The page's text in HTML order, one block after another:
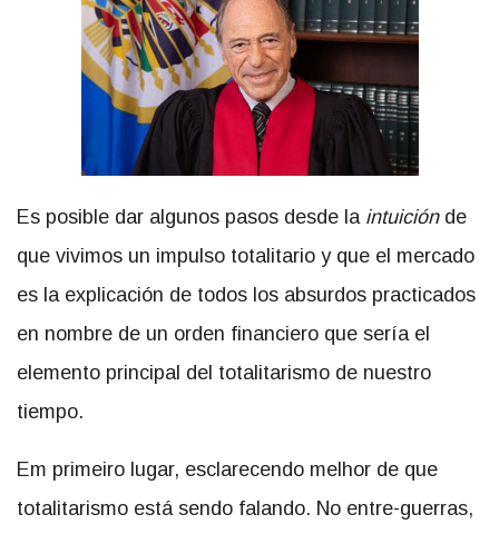
Es posible dar algunos pasos desde la intuiciónde
que vivimos un impulso totalitario y que el mercado
es la explicación de todos los absurdos practicados
en nombre de un orden financiero que sería el
elemento principal del totalitarismo de nuestro
tiempo.
Em primeiro lugar, esclarecendo melhor de que
totalitarismo está sendo falando. No entre-guerras,